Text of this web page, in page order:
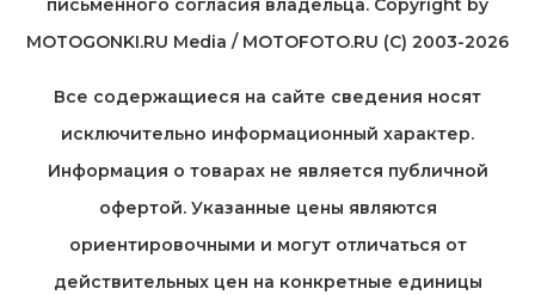
письменного согласия владельца. Copyright by
MOTOGONKI.RU Media / MOTOFOTO.RU (C) 2003-2026
Все содержащиеся на cайте сведения носят
исключительно информационный характер.
Информация о товарах не является публичной
офертой. Указанные цены являются
ориентировочными и могут отличаться от
действительных цен на конкретные единицы